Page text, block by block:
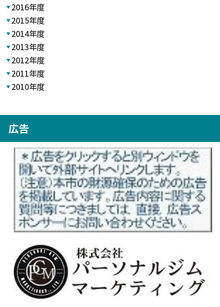
2016年度
2015年度
2014年度
2013年度
2012年度
2011年度
2010年度
広告